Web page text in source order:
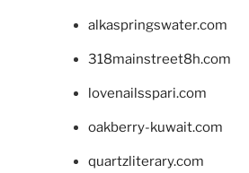
alkaspringswater.com
318mainstreet8h.com
lovenailsspari.com
oakberry-kuwait.com
quartzliterary.com